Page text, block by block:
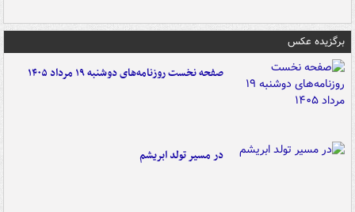
برگزیده عکس
صفحه نخست روزنامه‌های دوشنبه ۱۹ مرداد ۱۴۰۵
در مسیر تولد ابریشم